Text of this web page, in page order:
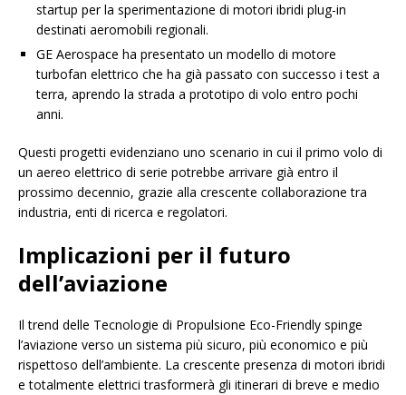
startup per la sperimentazione di motori ibridi plug-in
destinati aeromobili regionali.
GE Aerospace ha presentato un modello di motore
turbofan elettrico che ha già passato con successo i test a
terra, aprendo la strada a prototipo di volo entro pochi
anni.
Questi progetti evidenziano uno scenario in cui il primo volo di
un aereo elettrico di serie potrebbe arrivare già entro il
prossimo decennio, grazie alla crescente collaborazione tra
industria, enti di ricerca e regolatori.
Implicazioni per il futuro
dell’aviazione
Il trend delle Tecnologie di Propulsione Eco-Friendly spinge
l’aviazione verso un sistema più sicuro, più economico e più
rispettoso dell’ambiente. La crescente presenza di motori ibridi
e totalmente elettrici trasformerà gli itinerari di breve e medio